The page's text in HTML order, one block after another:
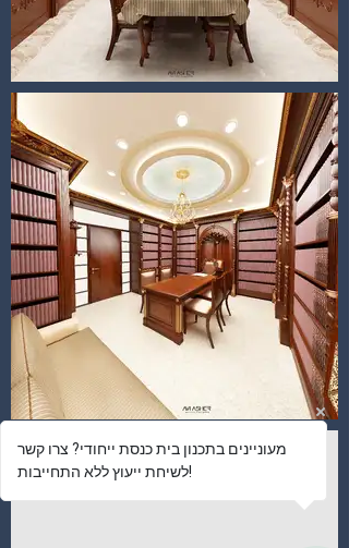
מעוניינים בתכנון בית כנסת ייחודי? צרו קשר
לשיחת ייעוץ ללא התחייבות!